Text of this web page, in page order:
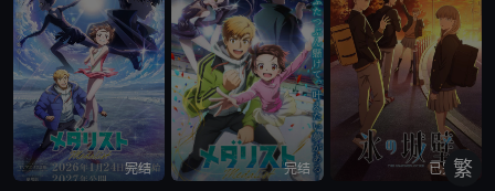
完结 完结 已完结
繁